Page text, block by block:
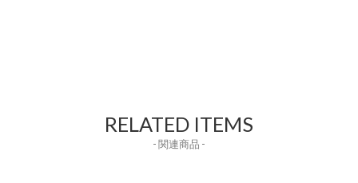
RELATED ITEMS
- 関連商品 -